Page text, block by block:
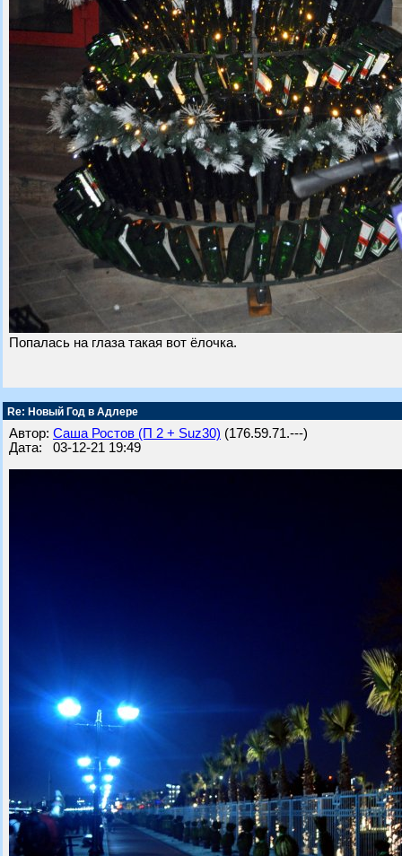
Попалась на глаза такая вот ёлочка.
Re: Новый Год в Адлере
Автор: Саша Ростов (П 2 + Suz30) (176.59.71.---)
Дата: 03-12-21 19:49